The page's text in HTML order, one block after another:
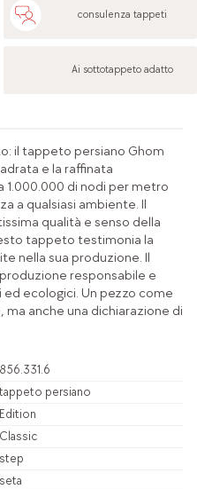
consulenza tappeti
Ai sottotappeto adatto
il tappeto persiano Ghom
e la raffinata
1.000.000 di nodi per metro
a qualsiasi ambiente. Il
qualità e senso della
tappeto testimonia la
nella sua produzione. Il
responsabile e
ecologici. Un pezzo come
anche una dichiarazione di
856.331.6
tappeto persiano
Edition
Classic
step
seta